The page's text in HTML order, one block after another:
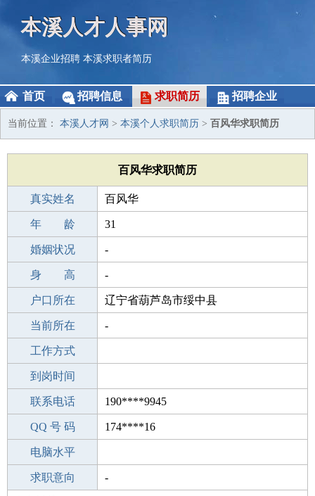
本溪人才人事网
本溪企业招聘 本溪求职者简历
首页 招聘信息 求职简历 招聘企业
当前位置： 本溪人才网 > 本溪个人求职简历 > 百风华求职简历
百风华求职简历
真实姓名 百风华
性 别 男
年 龄 31
出生年月 1995-04-13
婚姻状况 -
学 历 初中
身 高 -
毕业学校 安阳乡第一中学
户口所在 辽宁省葫芦岛市绥中县
所学专业 -
当前所在 -
工作经验
工作方式
驾 照
到岗时间
期望月薪
联系电话 190****9945
手机号码 190****9945
QQ 号 码 174****16
微信号码
电脑水平
外语水平
求职意向 -